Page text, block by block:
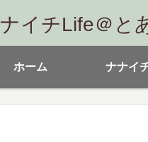
イチLife＠と
ホーム ナナイ